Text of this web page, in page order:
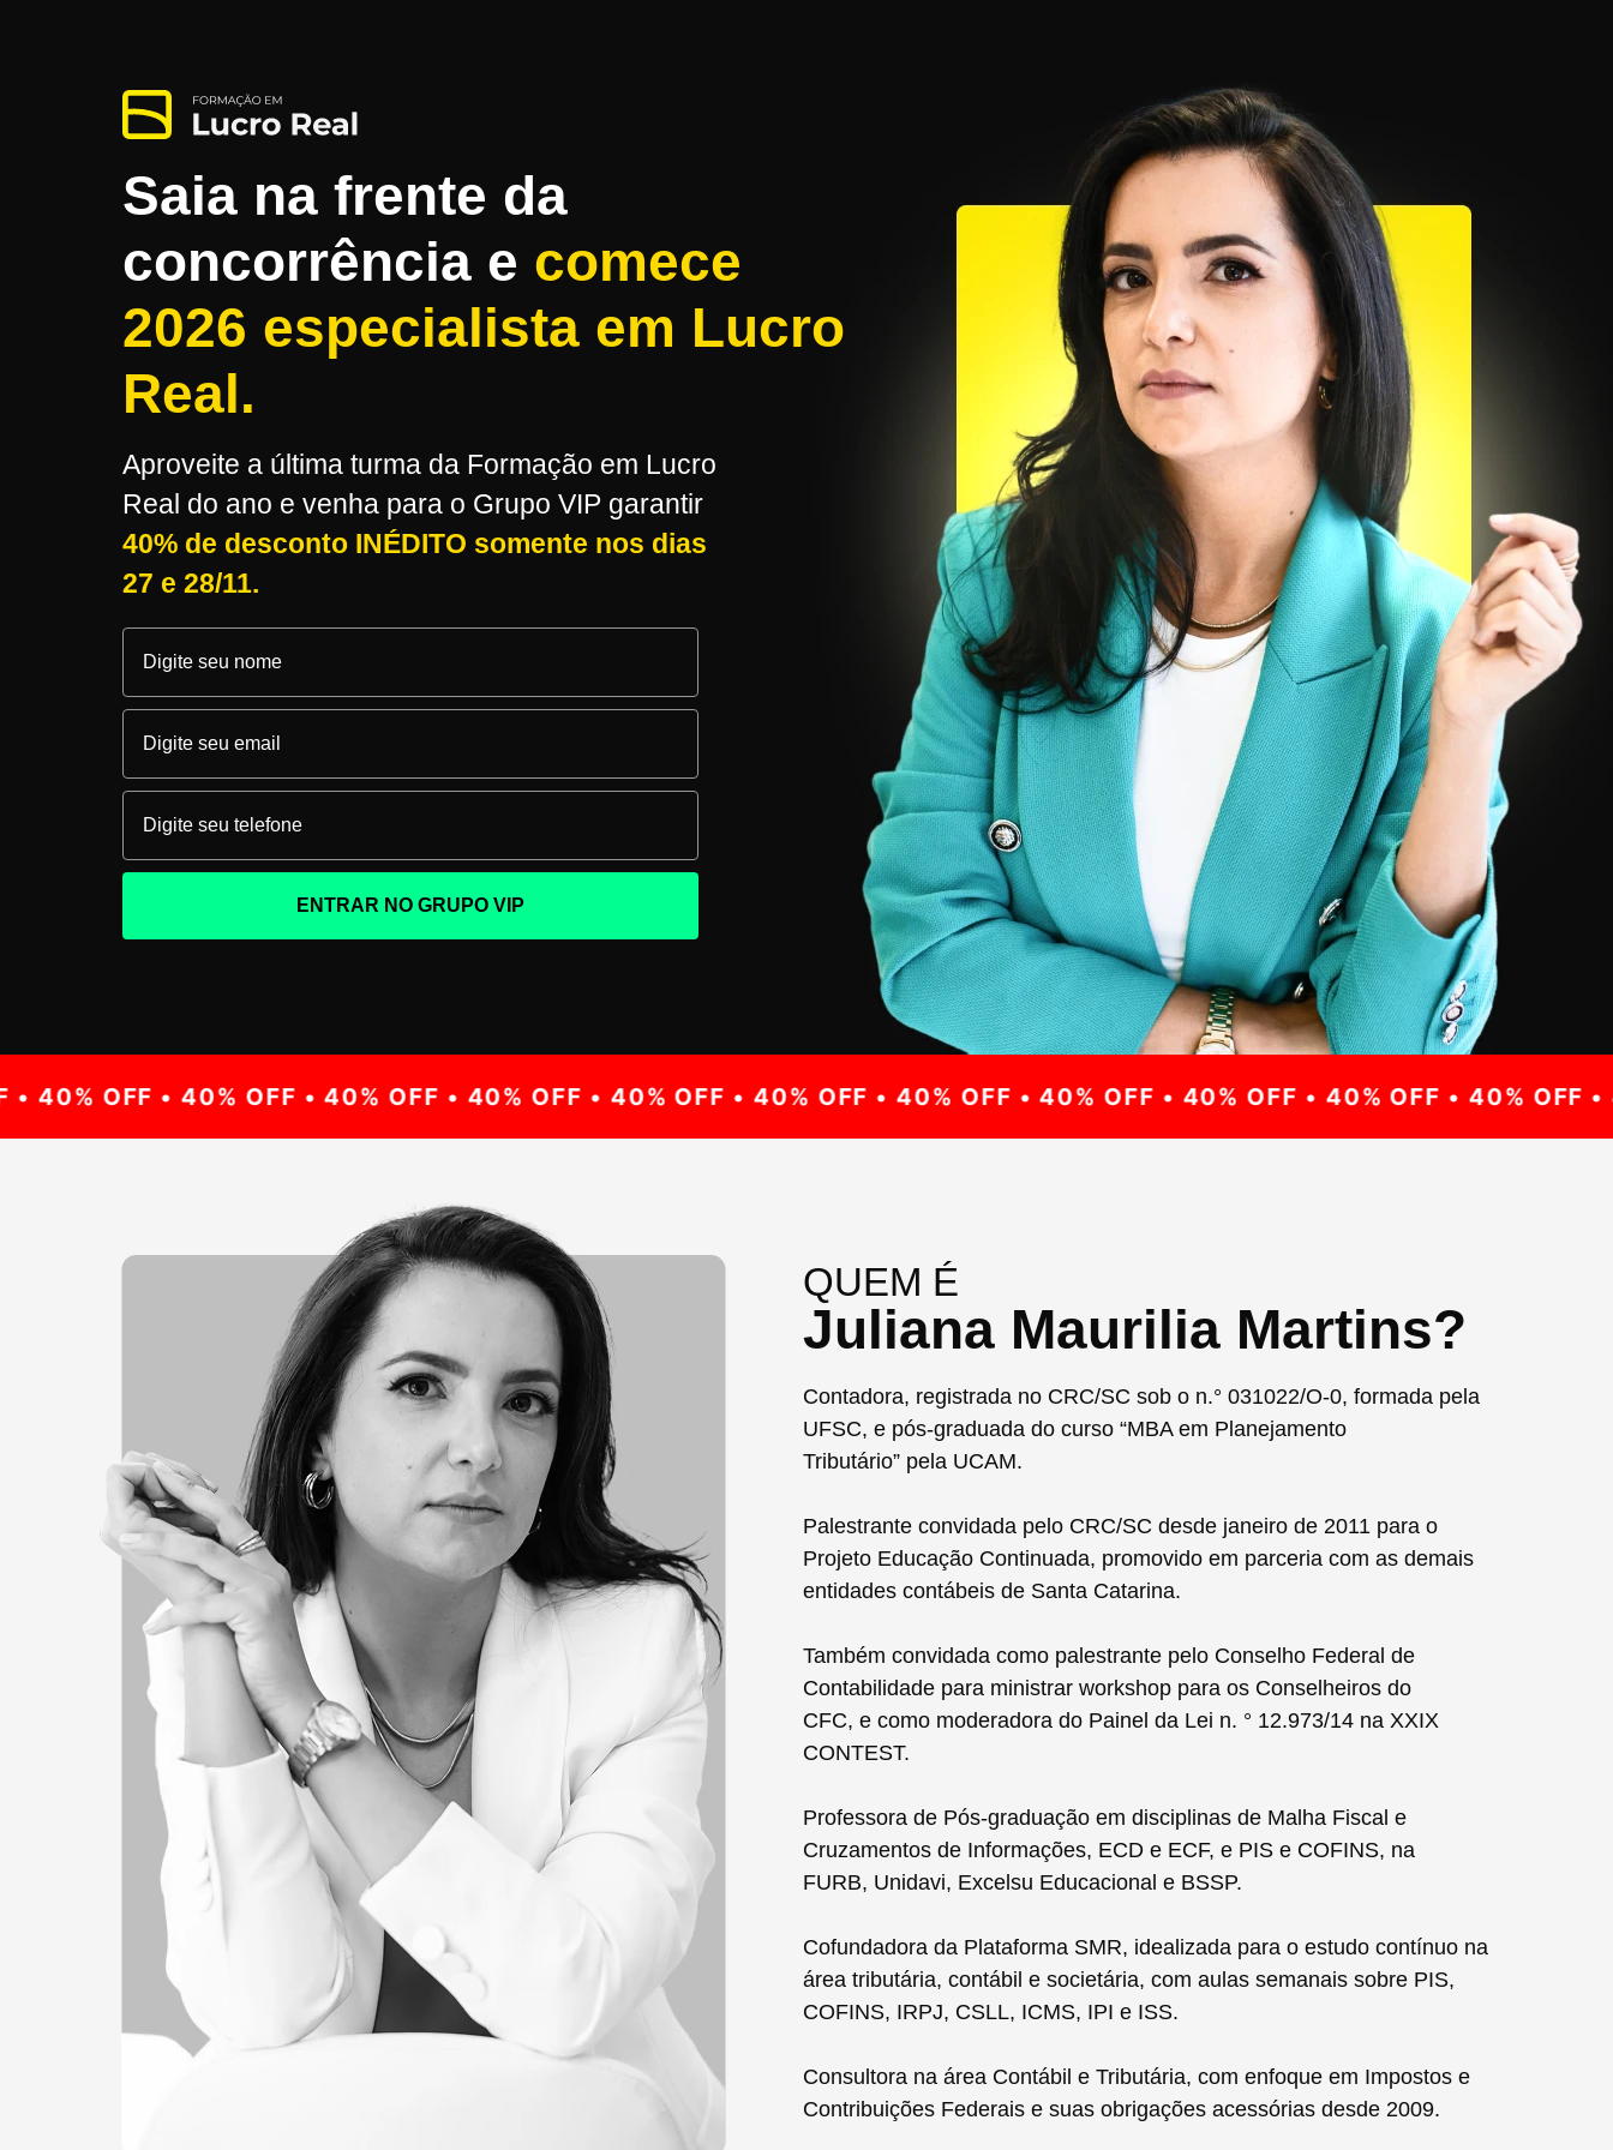
Saia na frente da
concorrência e comece
2026 especialista em Lucro
Real.
Aproveite a última turma da Formação em Lucro
Real do ano e venha para o Grupo VIP garantir
40% de desconto INÉDITO somente nos dias
27 e 28/11.
ENTRAR NO GRUPO VIP
40% OFF • 40% OFF • 40% OFF • 40% OFF • 40% OFF • 40% OFF • 40% OFF • 40% OFF • 40% OFF • 40% OFF • 40% OFF •
QUEM É
Juliana Maurilia Martins?
Contadora, registrada no CRC/SC sob o n.° 031022/O-0, formada pela
UFSC, e pós-graduada do curso “MBA em Planejamento
Tributário” pela UCAM.
Palestrante convidada pelo CRC/SC desde janeiro de 2011 para o
Projeto Educação Continuada, promovido em parceria com as demais
entidades contábeis de Santa Catarina.
Também convidada como palestrante pelo Conselho Federal de
Contabilidade para ministrar workshop para os Conselheiros do
CFC, e como moderadora do Painel da Lei n. ° 12.973/14 na XXIX
CONTEST.
Professora de Pós-graduação em disciplinas de Malha Fiscal e
Cruzamentos de Informações, ECD e ECF, e PIS e COFINS, na
FURB, Unidavi, Excelsu Educacional e BSSP.
Cofundadora da Plataforma SMR, idealizada para o estudo contínuo na
área tributária, contábil e societária, com aulas semanais sobre PIS,
COFINS, IRPJ, CSLL, ICMS, IPI e ISS.
Consultora na área Contábil e Tributária, com enfoque em Impostos e
Contribuições Federais e suas obrigações acessórias desde 2009.